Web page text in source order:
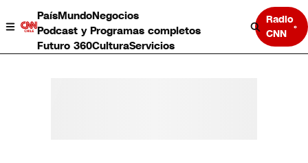
PaísMundoNegocios
Podcast y Programas completos
Futuro 360CulturaServicios
Radio
CNN